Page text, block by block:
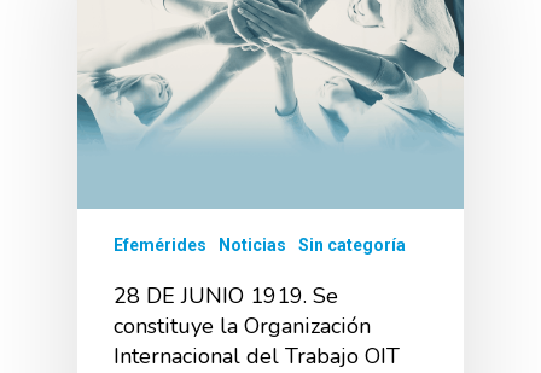
Efemérides Noticias Sin categoría
28 DE JUNIO 1919. Se
constituye la Organización
Internacional del Trabajo OIT